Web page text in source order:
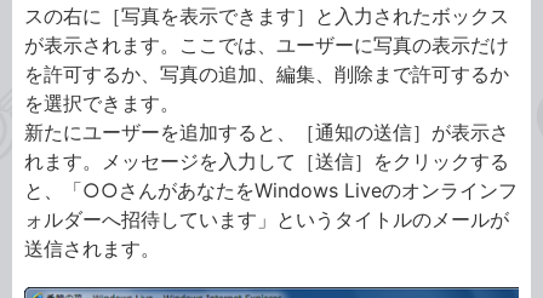
スの右に［写真を表示できます］と入力されたボックス
が表示されます。ここでは、ユーザーに写真の表示だけ
を許可するか、写真の追加、編集、削除まで許可するか
を選択できます。
新たにユーザーを追加すると、［通知の送信］が表示さ
れます。メッセージを入力して［送信］をクリックする
と、「○○さんがあなたをWindows Liveのオンラインフ
ォルダーへ招待しています」というタイトルのメールが
送信されます。